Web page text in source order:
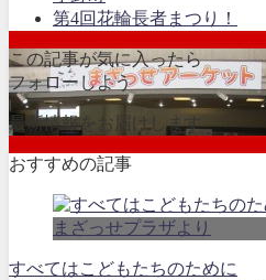
第4回花輪長者まつり！
この記事が気に入ったら
フォローしよう
最新情報をお届けします
おすすめの記事
まざっせプラザより
すべてはこどもたちのために